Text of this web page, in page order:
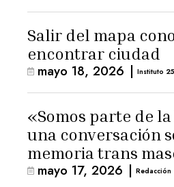
Salir del mapa
encontrar ciudad
mayo 18, 2026 | Instituto
«Somos parte de
una conversación
memoria trans
mayo 17, 2026 | Redacción